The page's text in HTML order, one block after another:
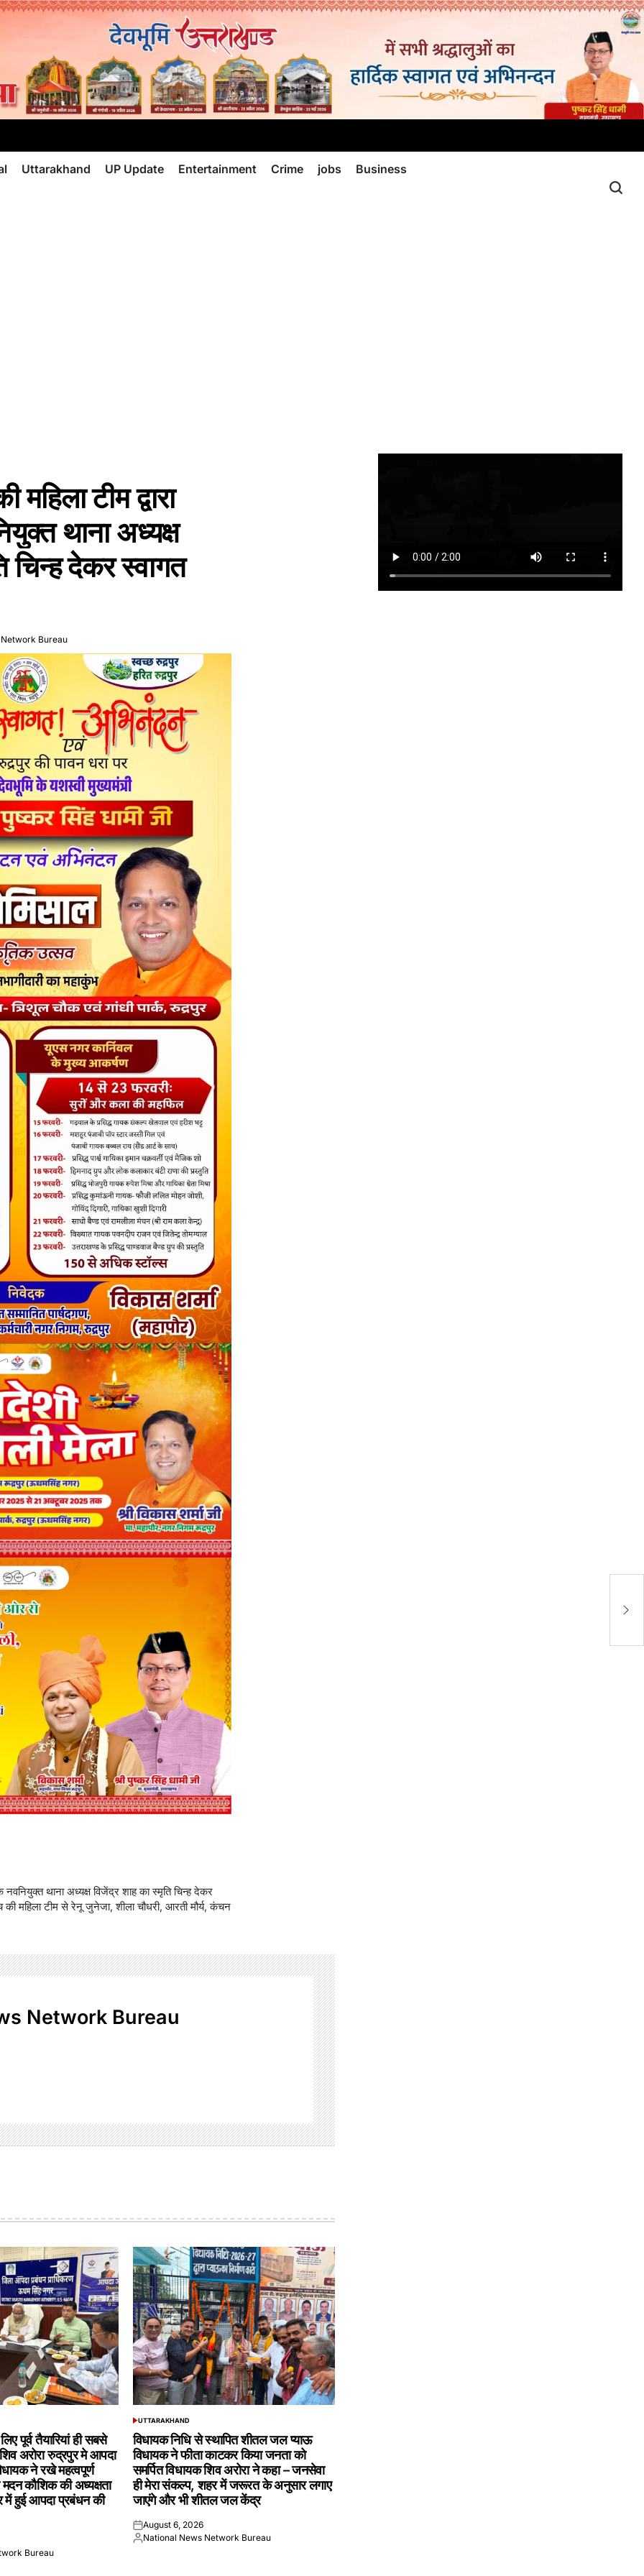
Uttarakhand UP Update Entertainment Crime jobs Business
टीम द्वारा
थाना अध्यक्ष
चिन्ह देकर स्वागत
Bureau
नवनियुक्त थाना अध्यक्ष विजेंद्र शाह का स्मृति चिन्ह देकर
की महिला टीम से रेनू जुनेजा, शीला चौधरी, आरती मौर्य, कंचन
Network Bureau
पूर्व तैयारियां ही सबसे
अरोरा रुद्रपुर मे आपदा
ने रखे महत्वपूर्ण
कौशिक की अध्यक्षता
में हुई आपदा प्रबंधन की
Bureau
POSTED
IN
UTTARAKHAND
विधायक निधि से स्थापित शीतल जल प्याऊ
विधायक ने फीता काटकर किया जनता को
समर्पित विधायक शिव अरोरा ने कहा – जनसेवा
ही मेरा संकल्प, शहर में जरूरत के अनुसार लगाए
जाएंगे और भी शीतल जल केंद्र
Posted
on
August 6, 2026
Posted
National News Network Bureau